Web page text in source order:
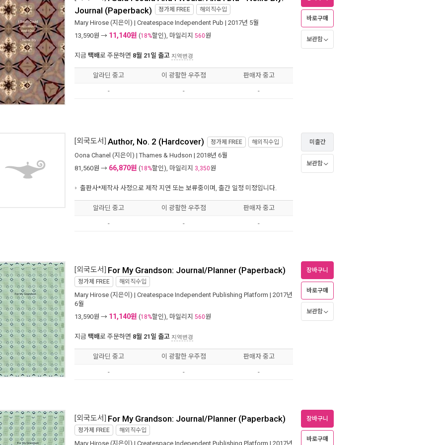
Journal (Paperback) 정가제 FREE 해외직수입
Mary Hirose (지은이) | Createspace Independent Pub | 2017년 5월
13,590원 → 11,140원 (18%할인), 마일리지 560원
지금 택배로 주문하면 8월 21일 출고 지역변경
바로구매
보관함
알라딘 중고 이 광활한 우주점 판매자 중고
- - -
[외국도서] Author, No. 2 (Hardcover) 정가제 FREE 해외직수입
Oona Chanel (지은이) |Thames & Hudson | 2018년 6월
81,560원 → 66,870원 (18%할인), 마일리지 3,350원
출판사*제작사 사정으로 제작 지연 또는 보류중이며, 출간 일정 미정입니다.
미출간
보관함
알라딘 중고 이 광활한 우주점 판매자 중고
- - -
[외국도서] For My Grandson: Journal/Planner (Paperback)
정가제 FREE 해외직수입
Mary Hirose (지은이) | Createspace Independent Publishing Platform | 2017년
6월
13,590원 → 11,140원 (18%할인), 마일리지 560원
지금 택배로 주문하면 8월 21일 출고 지역변경
장바구니
바로구매
보관함
알라딘 중고 이 광활한 우주점 판매자 중고
- - -
[외국도서] For My Grandson: Journal/Planner (Paperback)
정가제 FREE 해외직수입
Mary Hirose (지은이) | Createspace Independent Publishing Platform | 2017년
장바구니
바로구매